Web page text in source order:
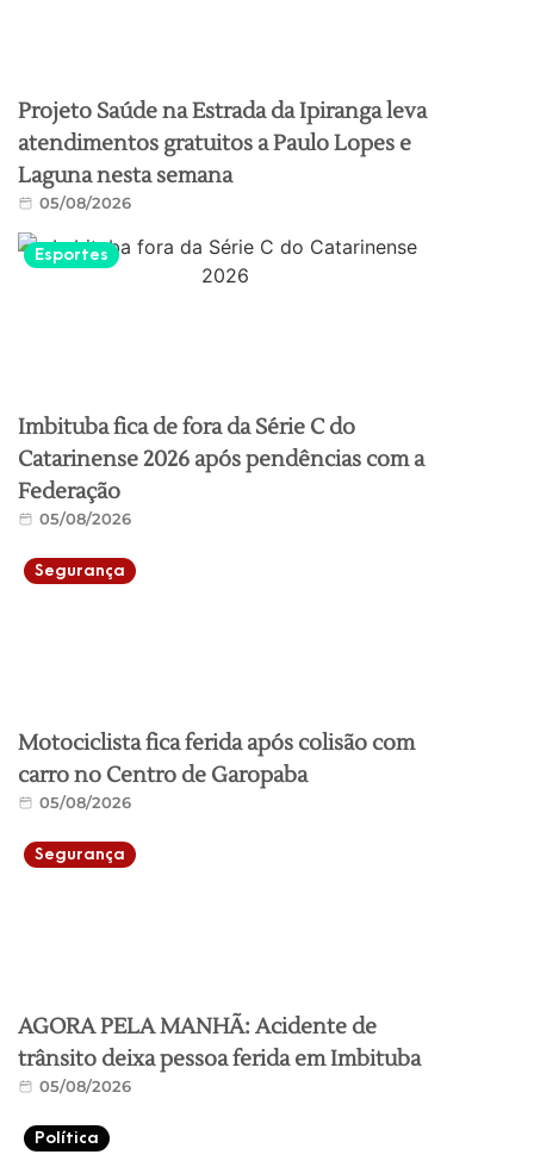
Projeto Saúde na Estrada da Ipiranga leva
atendimentos gratuitos a Paulo Lopes e
Laguna nesta semana
05/08/2026
Esportes
Imbituba fica de fora da Série C do
Catarinense 2026 após pendências com a
Federação
05/08/2026
Segurança
Motociclista fica ferida após colisão com
carro no Centro de Garopaba
05/08/2026
Segurança
AGORA PELA MANHÃ: Acidente de
trânsito deixa pessoa ferida em Imbituba
05/08/2026
Política